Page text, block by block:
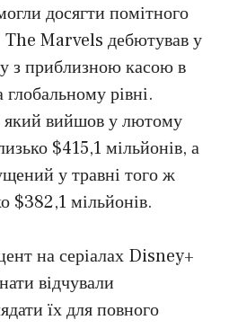
досягти помітного
The Marvels дебютував у
з приблизною касою в
рівні.
вийшов у лютому
$415,1 мільйонів, а
у травні того ж
$382,1 мільйонів.
на серіалах Disney+
відчували
їх для повного